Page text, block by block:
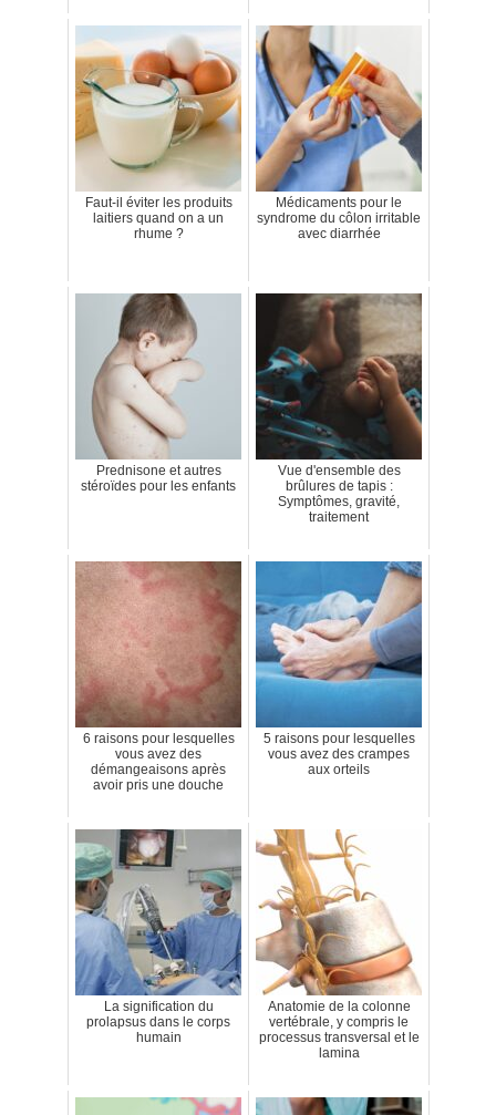
Faut-il éviter les produits
laitiers quand on a un
rhume ?
Médicaments pour le
syndrome du côlon irritable
avec diarrhée
Prednisone et autres
stéroïdes pour les enfants
Vue d'ensemble des
brûlures de tapis :
Symptômes, gravité,
traitement
6 raisons pour lesquelles
vous avez des
démangeaisons après
avoir pris une douche
5 raisons pour lesquelles
vous avez des crampes
aux orteils
La signification du
prolapsus dans le corps
humain
Anatomie de la colonne
vertébrale, y compris le
processus transversal et le
lamina